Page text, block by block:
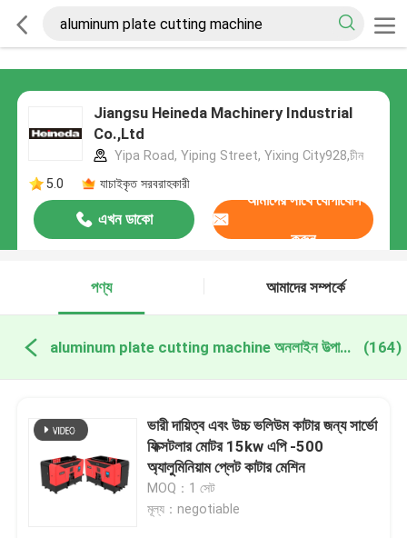
Jiangsu Heineda Machinery Industrial
Co.,Ltd
Yipa Road, Yiping Street, Yixing City928,চীন
5.0
যাচাইকৃত সরবরাহকারী
এখন ডাকো
আমাদের সাথে যোগাযোগ
করুন
পণ্য আমাদের সম্পর্কে
aluminum plate cutting machine অনলাইন উত্পাদন (164)
ভারী দায়িত্ব এবং উচ্চ ভলিউম কাটার জন্য সার্ভো
ফিক্সটলার মোটর 15kw এপি -500
অ্যালুমিনিয়াম প্লেট কাটার মেশিন
MOQ：1 সেট
মূল্য：negotiable